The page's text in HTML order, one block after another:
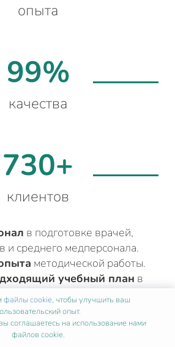
опыта
99%
качества
730+
клиентов
в подготовке врачей,
и среднего медперсонала.
методической работы.
учебный план в
с вашей квалификацией.
файлы cookie, чтобы улучшить ваш
опыт.
соглашаетесь на использование нами
файлов cookie.